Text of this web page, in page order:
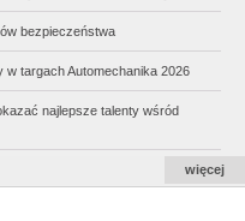
bezpieczeństwa
w targach Automechanika 2026
najlepsze talenty wśród
więcej